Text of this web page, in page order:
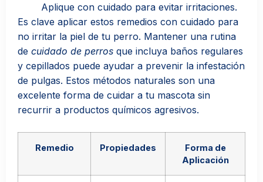
Aplique con cuidado para evitar irritaciones.
Es clave aplicar estos remedios con cuidado para
no irritar la piel de tu perro. Mantener una rutina
de cuidado de perros que incluya baños regulares
y cepillados puede ayudar a prevenir la infestación
de pulgas. Estos métodos naturales son una
excelente forma de cuidar a tu mascota sin
recurrir a productos químicos agresivos.
Remedio Propiedades
Forma de
Aplicación